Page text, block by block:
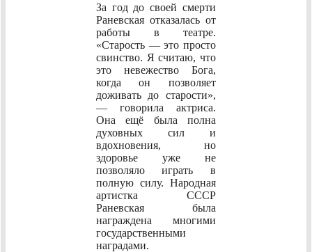
За год до своей смерти
Раневская отказалась от
работы в театре.
«Старость — это просто
свинство. Я считаю, что
это невежество Бога,
когда он позволяет
доживать до старости»,
— говорила актриса.
Она ещё была полна
духовных сил и
вдохновения, но
здоровье уже не
позволяло играть в
полную силу. Народная
артистка СССР
Раневская была
награждена многими
государственными
наградами.